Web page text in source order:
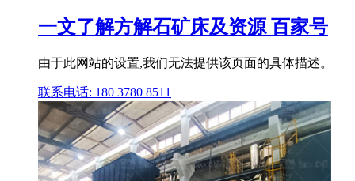
一文了解方解石矿床及资源 百家号
由于此网站的设置,我们无法提供该页面的具体描述。
联系电话: 180 3780 8511